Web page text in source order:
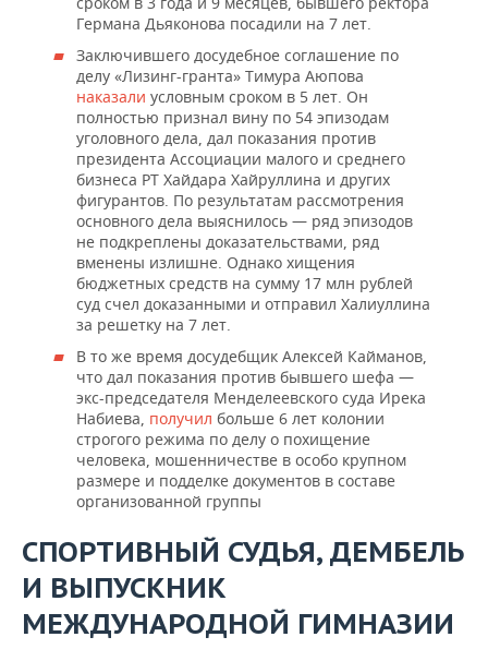
Германа Дьяконова посадили на 7 лет.
Заключившего досудебное соглашение по
делу «Лизинг-гранта» Тимура Аюпова
наказали условным сроком в 5 лет. Он
полностью признал вину по 54 эпизодам
уголовного дела, дал показания против
президента Ассоциации малого и среднего
бизнеса РТ Хайдара Хайруллина и других
фигурантов. По результатам рассмотрения
основного дела выяснилось — ряд эпизодов
не подкреплены доказательствами, ряд
вменены излишне. Однако хищения
бюджетных средств на сумму 17 млн рублей
суд счел доказанными и отправил Халиуллина
за решетку на 7 лет.
В то же время досудебщик Алексей Кайманов,
что дал показания против бывшего шефа —
экс-председателя Менделеевского суда Ирека
Набиева, получил больше 6 лет колонии
строгого режима по делу о похищение
человека, мошенничестве в особо крупном
размере и подделке документов в составе
организованной группы
СПОРТИВНЫЙ СУДЬЯ, ДЕМБЕЛЬ
И ВЫПУСКНИК
МЕЖДУНАРОДНОЙ ГИМНАЗИИ